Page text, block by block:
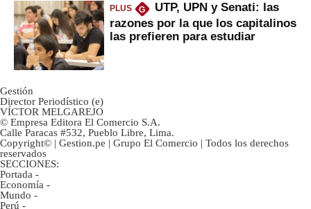
PLUS G
UTP, UPN y Senati: las
razones por la que los capitalinos
las prefieren para estudiar
Gestión
Director Periodístico (e)
VÍCTOR MELGAREJO
© Empresa Editora El Comercio S.A.
Calle Paracas #532, Pueblo Libre, Lima.
Copyright© | Gestion.pe | Grupo El Comercio | Todos los derechos
reservados
SECCIONES:
Portada -
Economía -
Mundo -
Perú -